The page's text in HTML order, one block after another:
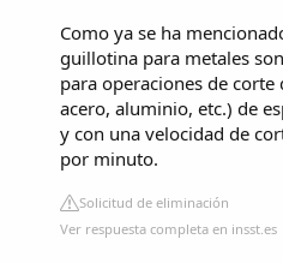
Como ya se ha
guillotina para metales
para operaciones de corte
acero, aluminio, etc.) de
y con una velocidad de
por minuto.
Solicitud de eliminación
Ver respuesta completa en insst.es